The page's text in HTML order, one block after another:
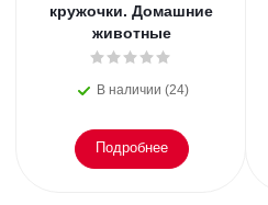
кружочки. Домашние
животные
В наличии (24)
Подробнее